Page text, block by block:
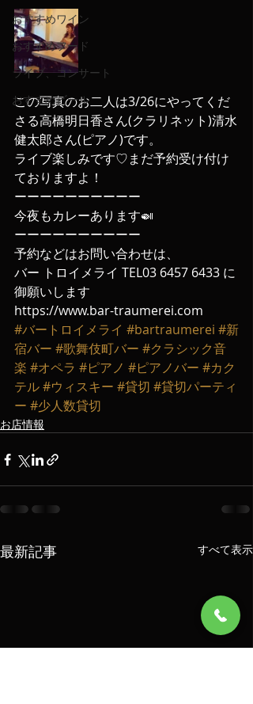
おすすめワイン
おすすめフード
ライブ、コンサート
おすすめビール
この写真のお二人は3/26にやってくだ
さる高橋明日香さん(クラリネット)清水
健太郎さん(ピアノ)です。
ライブ楽しみです♡まだ予約受け付け
ておりますよ！
ーーーーーーーーーー
今夜もカレーあります🍛
ーーーーーーーーーー
予約などはお問い合わせは、
バー トロイメライ TEL03 6457 6433 に
御願いします
https://www.bar-traumerei.com
#バートロイメライ #bartraumerei #新
宿バー #歌舞伎町バー #クラシック音
楽 #オペラ #ピアノ #ピアノバー #カク
テル#ウィスキー #貸切 #貸切パーティ
ー #少人数貸切
お店情報
最新記事 すべて表示